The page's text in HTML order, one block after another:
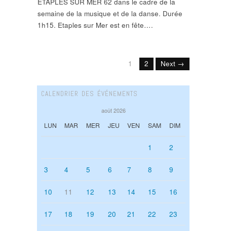
semaine de la musique et de la danse. Durée
1h15. Etaples sur Mer est en fête….
1 2 Next →
CALENDRIER DES ÉVÉNEMENTS
août 2026
LUN MAR MER JEU VEN SAM DIM
1 2
3 4 5 6 7 8 9
10 11 12 13 14 15 16
17 18 19 20 21 22 23